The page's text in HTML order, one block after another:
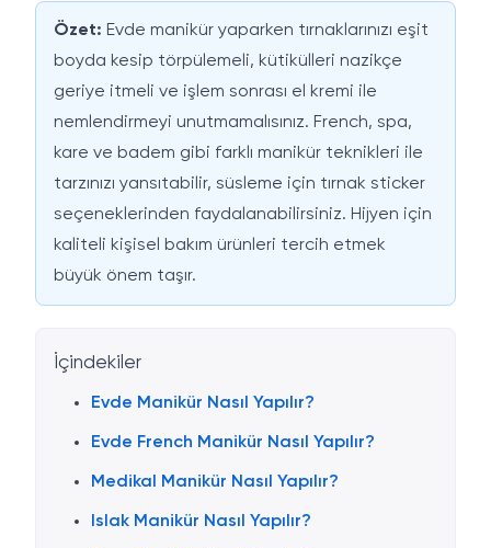
Özet: Evde manikür yaparken tırnaklarınızı eşit
boyda kesip törpülemeli, kütikülleri nazikçe
geriye itmeli ve işlem sonrası el kremi ile
nemlendirmeyi unutmamalısınız. French, spa,
kare ve badem gibi farklı manikür teknikleri ile
tarzınızı yansıtabilir, süsleme için tırnak sticker
seçeneklerinden faydalanabilirsiniz. Hijyen için
kaliteli kişisel bakım ürünleri tercih etmek
büyük önem taşır.
İçindekiler
Evde Manikür Nasıl Yapılır?
Evde French Manikür Nasıl Yapılır?
Medikal Manikür Nasıl Yapılır?
Islak Manikür Nasıl Yapılır?